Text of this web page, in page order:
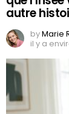
autre
byMarie
il y a